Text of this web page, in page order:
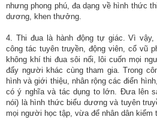
nhưng phong phú, đa dạng về hình thức
dương, khen thưởng.
4. Thi đua là hành động tự giác. Vì
công tác tuyên truyền, động viên, cổ vũ
không khí thi đua sôi nổi, lôi cuốn mọi
đẩy người khác cùng tham gia. Trong
hình và giới thiệu, nhân rộng các điển
có ý nghĩa và tác dụng to lớn. Đưa lên
nói) là hình thức biểu dương và tuyên
mọi người học tập, vừa để nhân dân kiểm